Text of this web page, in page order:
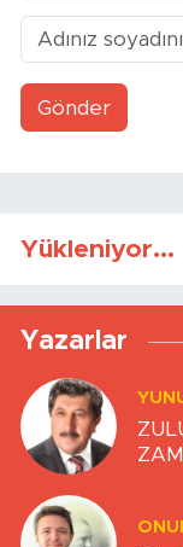
Gönder
Yükleniyor...
Yazarlar